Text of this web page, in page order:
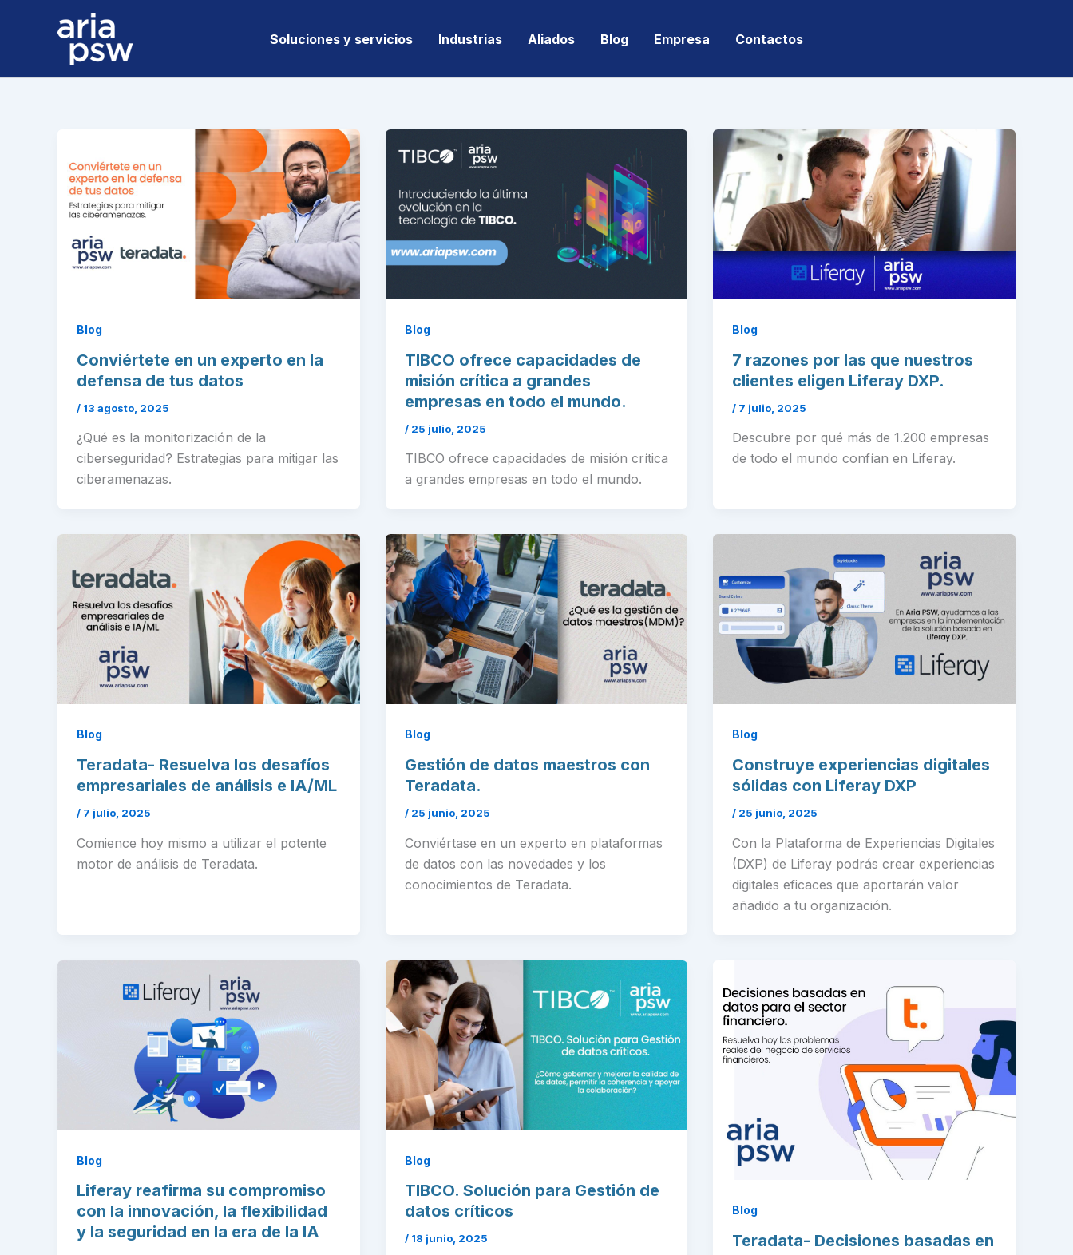
Soluciones y servicios Industrias Aliados Blog Empresa Contactos
Blog
Conviértete en un experto en la
defensa de tus datos
/ 13 agosto, 2025
¿Qué es la monitorización de la
ciberseguridad? Estrategias para mitigar las
ciberamenazas.
Blog
TIBCO ofrece capacidades de
misión crítica a grandes
empresas en todo el mundo.
/ 25 julio, 2025
TIBCO ofrece capacidades de misión crítica
a grandes empresas en todo el mundo.
Blog
7 razones por las que nuestros
clientes eligen Liferay DXP.
/ 7 julio, 2025
Descubre por qué más de 1.200 empresas
de todo el mundo confían en Liferay.
Blog
Teradata- Resuelva los desafíos
empresariales de análisis e IA/ML
/ 7 julio, 2025
Comience hoy mismo a utilizar el potente
motor de análisis de Teradata.
Blog
Gestión de datos maestros con
Teradata.
/ 25 junio, 2025
Conviértase en un experto en plataformas
de datos con las novedades y los
conocimientos de Teradata.
Blog
Construye experiencias digitales
sólidas con Liferay DXP
/ 25 junio, 2025
Con la Plataforma de Experiencias Digitales
(DXP) de Liferay podrás crear experiencias
digitales eficaces que aportarán valor
añadido a tu organización.
Blog
Liferay reafirma su compromiso
con la innovación, la flexibilidad
y la seguridad en la era de la IA
Blog
TIBCO. Solución para Gestión de
datos críticos
/ 18 junio, 2025
Blog
Teradata- Decisiones basadas en